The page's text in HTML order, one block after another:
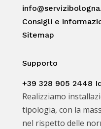
Consigli e
Sitemap
Supporto
+39 328 905 2448
Realizziamo
tipologia, con la
nel rispetto delle